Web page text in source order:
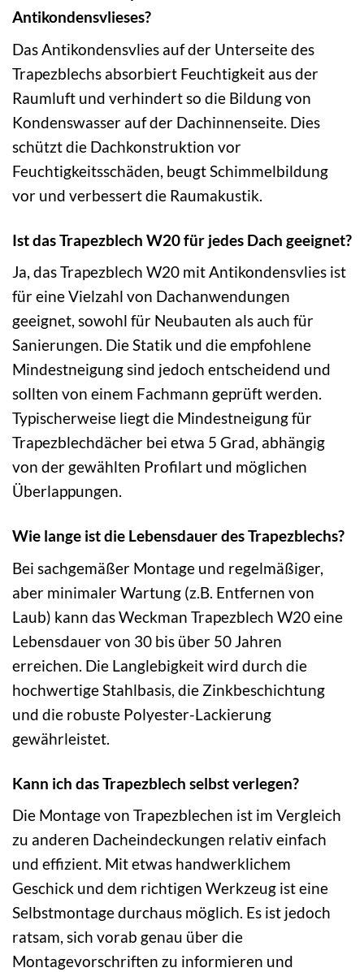
Antikondensvlieses?
Das Antikondensvlies auf der Unterseite des
Trapezblechs absorbiert Feuchtigkeit aus der
Raumluft und verhindert so die Bildung von
Kondenswasser auf der Dachinnenseite. Dies
schützt die Dachkonstruktion vor
Feuchtigkeitsschäden, beugt Schimmelbildung
vor und verbessert die Raumakustik.
Ist das Trapezblech W20 für jedes Dach geeignet?
Ja, das Trapezblech W20 mit Antikondensvlies ist
für eine Vielzahl von Dachanwendungen
geeignet, sowohl für Neubauten als auch für
Sanierungen. Die Statik und die empfohlene
Mindestneigung sind jedoch entscheidend und
sollten von einem Fachmann geprüft werden.
Typischerweise liegt die Mindestneigung für
Trapezblechdächer bei etwa 5 Grad, abhängig
von der gewählten Profilart und möglichen
Überlappungen.
Wie lange ist die Lebensdauer des Trapezblechs?
Bei sachgemäßer Montage und regelmäßiger,
aber minimaler Wartung (z.B. Entfernen von
Laub) kann das Weckman Trapezblech W20 eine
Lebensdauer von 30 bis über 50 Jahren
erreichen. Die Langlebigkeit wird durch die
hochwertige Stahlbasis, die Zinkbeschichtung
und die robuste Polyester-Lackierung
gewährleistet.
Kann ich das Trapezblech selbst verlegen?
Die Montage von Trapezblechen ist im Vergleich
zu anderen Dacheindeckungen relativ einfach
und effizient. Mit etwas handwerklichem
Geschick und dem richtigen Werkzeug ist eine
Selbstmontage durchaus möglich. Es ist jedoch
ratsam, sich vorab genau über die
Montagevorschriften zu informieren und